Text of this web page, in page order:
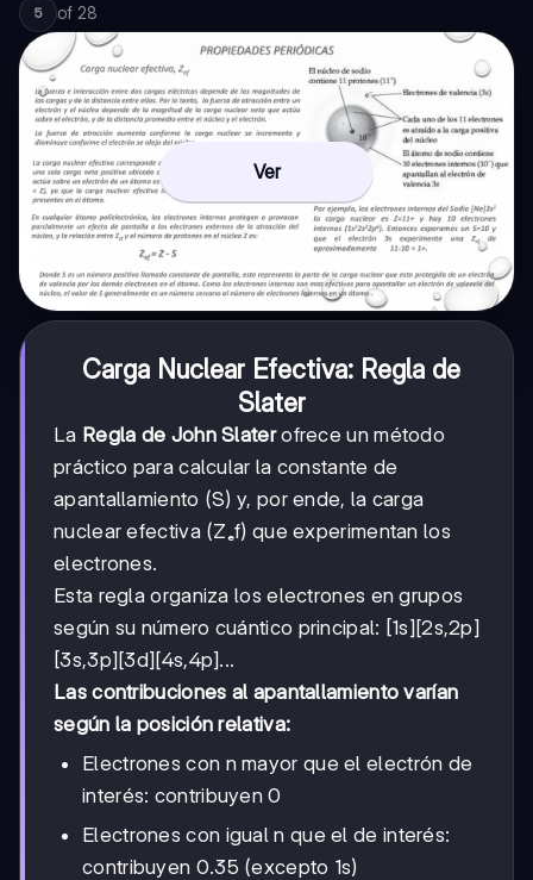
5 of 28
Ver
Carga Nuclear Efectiva: Regla de
Slater
La Regla de John Slaterofrece un método
práctico para calcular la constante de
apantallamiento (S) y, por ende, la carga
nuclear efectiva (Zₑf) que experimentan los
electrones.
Esta regla organiza los electrones en grupos
según su número cuántico principal: [1s][2s,2p]
[3s,3p][3d][4s,4p]...
Las contribuciones al apantallamiento varían
según la posición relativa:
Electrones con n mayor que el electrón de
interés: contribuyen 0
Electrones con igual n que el de interés:
contribuyen 0.35 (excepto 1s)